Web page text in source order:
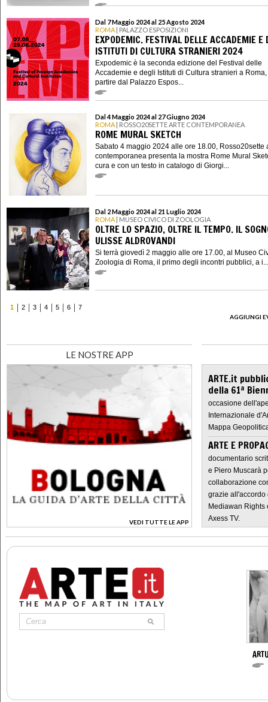
Dal 7 Maggio 2024 al 25 Agosto 2024
ROMA | PALAZZO ESPOSIZIONI
EXPODEMIC. FESTIVAL DELLE ACCADEMIE E
ISTITUTI DI CULTURA STRANIERI 2024
Expodemic è la seconda edizione del Festival delle
Accademie e degli Istituti di Cultura stranieri a
partire dal Palazzo Espos...
Dal 4 Maggio 2024 al 27 Giugno 2024
ROMA | ROSSO20SETTE ARTE CONTEMPORANEA
ROME MURAL SKETCH
Sabato 4 maggio 2024 alle ore 18.00, Rosso20sette
contemporanea presenta la mostra Rome Mural
cura e con un testo in catalogo di Giorgi...
Dal 2 Maggio 2024 al 21 Luglio 2024
ROMA | MUSEO CIVICO DI ZOOLOGIA
OLTRE LO SPAZIO, OLTRE IL TEMPO. IL
ULISSE ALDROVANDI
Si terrà giovedì 2 maggio alle ore 17.00, al Museo
Zoologia di Roma, il primo degli incontri pubblici, a i...
1 2 3 4 5 6
7
AGGIUNGI
LE NOSTRE APP
VEDI TUTTE LE APP
>
ARTE.it
della 61ª
occasione
Internazionale
Mappa
ARTE E
documentario
e Piero Muscarà
collaborazione
grazie all'accordo
Mediawan Rights
Axess TV.